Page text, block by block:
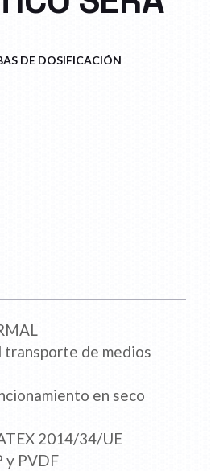
DE DOSIFICACIÓN
transporte de medios
en seco
2014/34/UE
y PVDF